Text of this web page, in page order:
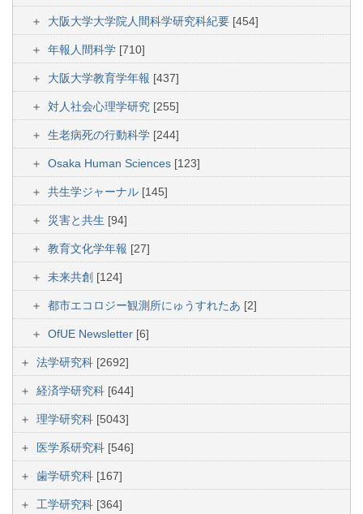
大阪大学大学院人間科学研究科紀要 [454]
年報人間科学 [710]
大阪大学教育学年報 [437]
対人社会心理学研究 [255]
生老病死の行動科学 [244]
Osaka Human Sciences [123]
共生学ジャーナル [145]
災害と共生 [94]
教育文化学年報 [27]
未来共創 [124]
都市エコロジー観測所にゅうすれたあ [2]
OfUE Newsletter [6]
法学研究科 [2692]
経済学研究科 [644]
理学研究科 [5043]
医学系研究科 [546]
歯学研究科 [167]
工学研究科 [364]